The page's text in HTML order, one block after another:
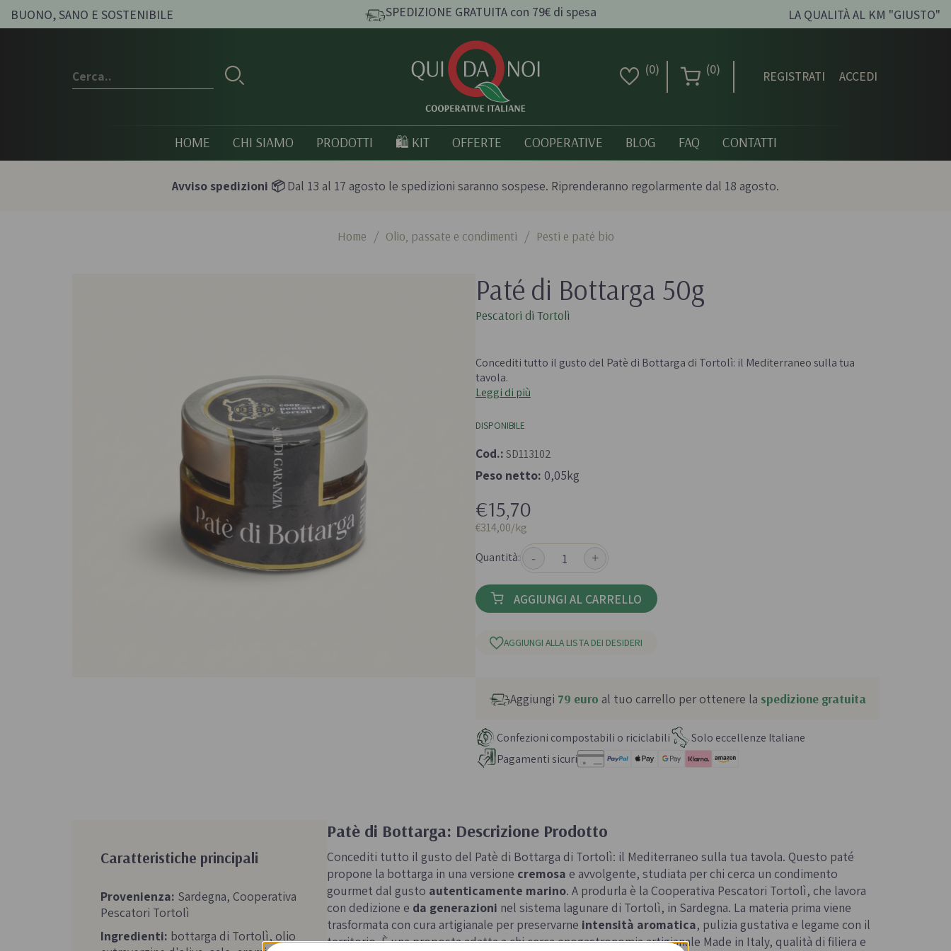
BUONO, SANO E SOSTENIBILE SPEDIZIONE GRATUITA con 79€ di spesa LA QUALITÀ AL KM "GIUSTO"
(0) (0) REGISTRATI ACCEDI
HOME CHI SIAMO PRODOTTI
Pasta artigianale
Taralli e grissini artigianali
Prodotti italiani biologici
Biscotti, cioccolato e
Gluten free
Prodotti artigianali senza
glutine
Té e tisane biologiche
Succhi bio e bevande
🛍️ KIT OFFERTE COOPERATIVE BLOG FAQ CONTATTI
Avviso spedizioni 📦Dal 13 al 17 agosto le spedizioni saranno sospese. Riprenderanno regolarmente dal 18 agosto.
Home / Olio, passate e condimenti / Pesti e paté bio
Paté di Bottarga 50g
Pescatori di Tortolì
Concediti tutto il gusto del Patè di Bottarga di Tortolì: il Mediterraneo sulla tua
tavola.
Leggi di più
DISPONIBILE
Cod.:SD113102
Peso netto: 0,05kg
€15,70
€314,00/kg
Quantità:
- +
AGGIUNGI AL CARRELLO
AGGIUNGI ALLA LISTA DEI DESIDERI
Aggiungi 79 euro al tuo carrello per ottenere la spedizione gratuita
Confezioni compostabili o riciclabili
Solo eccellenze Italiane
Pagamenti sicuri
Patè di Bottarga: Descrizione Prodotto
Concediti tutto il gusto del Patè di Bottarga di Tortolì: il Mediterraneo sulla tua tavola. Questo paté
propone la bottarga in una versione cremosa e avvolgente, studiata per chi cerca un condimento
gourmet dal gusto autenticamente marino. A produrla è la Cooperativa Pescatori Tortolì, che lavora
con dedizione e da generazioni nel sistema lagunare di Tortolì, in Sardegna. La materia prima viene
trasformata con cura artigianale per preservarne intensità aromatica, pulizia gustativa e legame con il
territorio. È una proposta adatta a chi cerca enogastronomia artigianale Made in Italy, qualità di filiera e
Caratteristiche principali
Provenienza: Sardegna, Cooperativa
Pescatori Tortolì
Ingredienti: bottarga di Tortolì, olio